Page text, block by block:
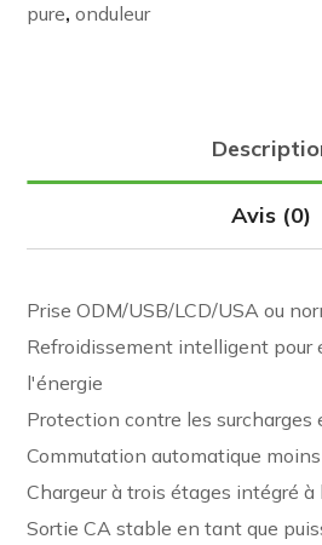
pure,onduleur
Avis (0)
Prise ODM/USB/LCD/USA ou
Refroidissement intelligent pour
l'énergie
Protection contre les surcharges
Commutation automatique
Chargeur à trois étages intégré
Sortie CA stable en tant que